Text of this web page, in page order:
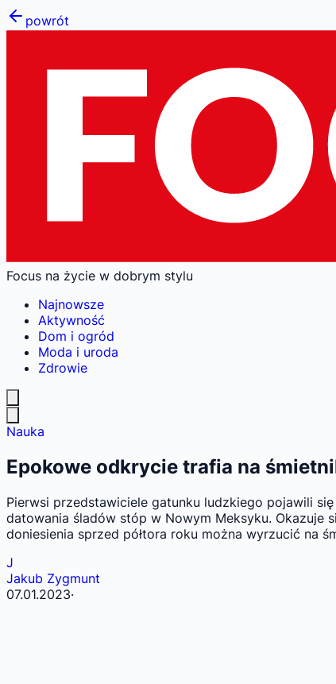
powrót
Focus na życie w dobrym stylu
Najnowsze
Aktywność
Dom i ogród
Moda i uroda
Zdrowie
Nauka
Epokowe odkrycie trafia na
Pierwsi przedstawiciele gatunku ludzkiego pojawili
datowania śladów stóp w Nowym Meksyku. Okazuje
doniesienia sprzed półtora roku można wyrzucić na
J
Jakub Zygmunt
07.01.2023·